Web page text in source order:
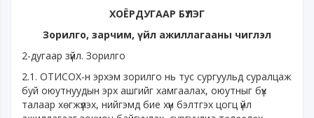
ХОЁРДУГААР БҮЛЭГ
Зорилго, зарчим, үйл ажиллагааны чиглэл
2-дугаар зүйл. Зорилго
2.1. ОТИСОХ-н эрхэм зорилго нь тус сургуульд суралцаж
буй оюутнуудын эрх ашгийг хамгаалах, оюутныг бүх
талаар хөгжүүлэх, нийгэмд бие хүн бэлтгэх цогц үйл